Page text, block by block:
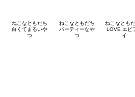
ねこなともだち
白くてまるいや
つ
ねこなともだち
パーティーなや
つ
ねこなとも
LOVE エビ
イ